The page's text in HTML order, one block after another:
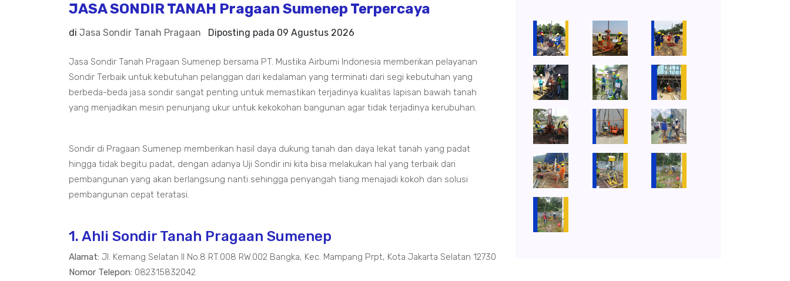
JASA SONDIR TANAH Pragaan Sumenep Terpercaya
di Jasa Sondir Tanah Pragaan Diposting pada 09 Agustus 2026
Jasa Sondir Tanah Pragaan Sumenep bersama PT. Mustika Airbumi Indonesia memberikan pelayanan
Sondir Terbaik untuk kebutuhan pelanggan dari kedalaman yang terminati dari segi kebutuhan yang
berbeda-beda jasa sondir sangat penting untuk memastikan terjadinya kualitas lapisan bawah tanah
yang menjadikan mesin penunjang ukur untuk kekokohan bangunan agar tidak terjadinya kerubuhan.
Sondir di Pragaan Sumenep memberikan hasil daya dukung tanah dan daya lekat tanah yang padat
hingga tidak begitu padat, dengan adanya Uji Sondir ini kita bisa melakukan hal yang terbaik dari
pembangunan yang akan berlangsung nanti sehingga penyangah tiang menajadi kokoh dan solusi
pembangunan cepat teratasi.
1. Ahli Sondir Tanah Pragaan Sumenep
Alamat: Jl. Kemang Selatan II No.8 RT.008 RW.002 Bangka, Kec. Mampang Prpt, Kota Jakarta Selatan 12730
Nomor Telepon: 082315832042